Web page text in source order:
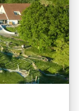
Hoog Vaals